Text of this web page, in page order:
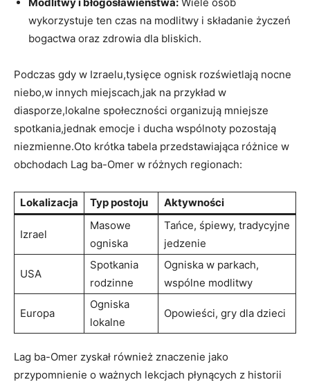
wykorzystuje ten czas ⁣na modlitwy i składanie życzeń
bogactwa oraz ‌zdrowia dla​ bliskich.
Podczas ⁤gdy​ w ⁤Izraelu,tysięce ognisk rozświetlają nocne
niebo,w innych ⁢miejscach,jak na⁢ przykład w
diasporze,lokalne społeczności organizują mniejsze
spotkania,jednak emocje i ducha wspólnoty ⁢pozostają
niezmienne.Oto krótka tabela przedstawiająca ​różnice w
obchodach ⁤Lag ba-Omer w‌ różnych​ regionach:
Lokalizacja Typ ⁢postoju Aktywności
Izrael
Masowe
ogniska
Tańce, śpiewy, tradycyjne
​jedzenie
USA
Spotkania
⁤rodzinne
Ogniska w parkach,
wspólne‌ modlitwy
Europa
Ogniska
lokalne
Opowieści, gry​ dla dzieci
Lag ba-Omer zyskał również znaczenie jako
przypomnienie o ważnych lekcjach‌ płynących z historii